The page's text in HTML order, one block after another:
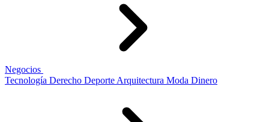
Negocios
Tecnología Derecho Deporte Arquitectura Moda Dinero